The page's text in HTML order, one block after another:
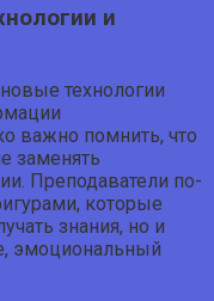
и
технологии
важно помнить, что
заменять
Преподаватели по-
которые
знания, но и
эмоциональный